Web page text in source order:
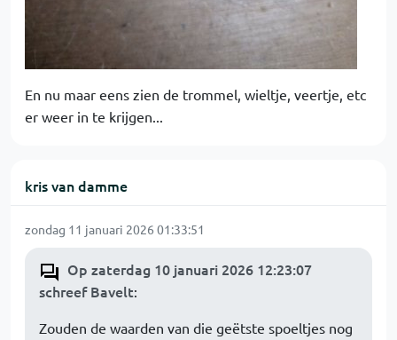
En nu maar eens zien de trommel, wieltje, veertje, etc
er weer in te krijgen...
kris van damme
zondag 11 januari 2026 01:33:51
Op zaterdag 10 januari 2026 12:23:07
schreef Bavelt:
Zouden de waarden van die geëtste spoeltjes nog